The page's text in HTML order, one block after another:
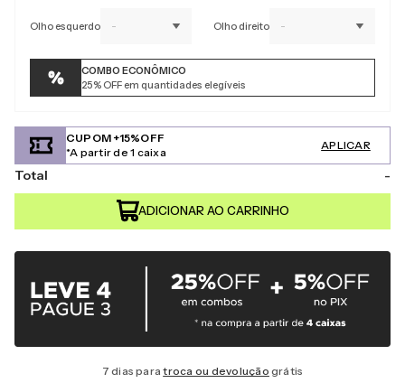
Olho esquerdo - Olho direito -
COMBO ECONÔMICO
25% OFF em quantidades elegíveis
CUPOM +15%OFF
*A partir de 1 caixa
APLICAR
Total -
7 dias paratroca ou devolução grátis